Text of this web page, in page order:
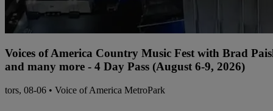
Voices of America Country Music Fest with Brad
and many more - 4 Day Pass (August 6-9, 2026)
tors, 08-06 • Voice of America MetroPark